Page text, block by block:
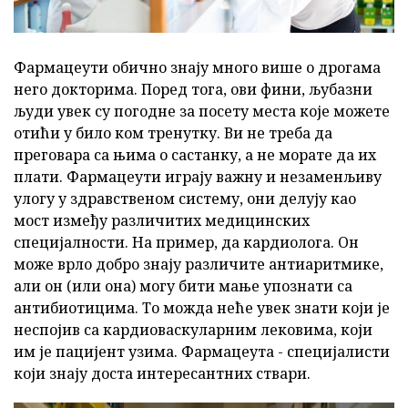
Фармацеути обично знају много више о дрогама
него докторима. Поред тога, ови фини, љубазни
људи увек су погодне за посету места које можете
отићи у било ком тренутку. Ви не треба да
преговара са њима о састанку, а не морате да их
плати. Фармацеути играју важну и незаменљиву
улогу у здравственом систему, они делују као
мост између различитих медицинских
специјалности. На пример, да кардиолога. Он
може врло добро знају различите антиаритмике,
али он (или она) могу бити мање упознати са
антибиотицима. То можда неће увек знати који је
неспојив са кардиоваскуларним лековима, који
им је пацијент узима. Фармацеута - специјалисти
који знају доста интересантних ствари.